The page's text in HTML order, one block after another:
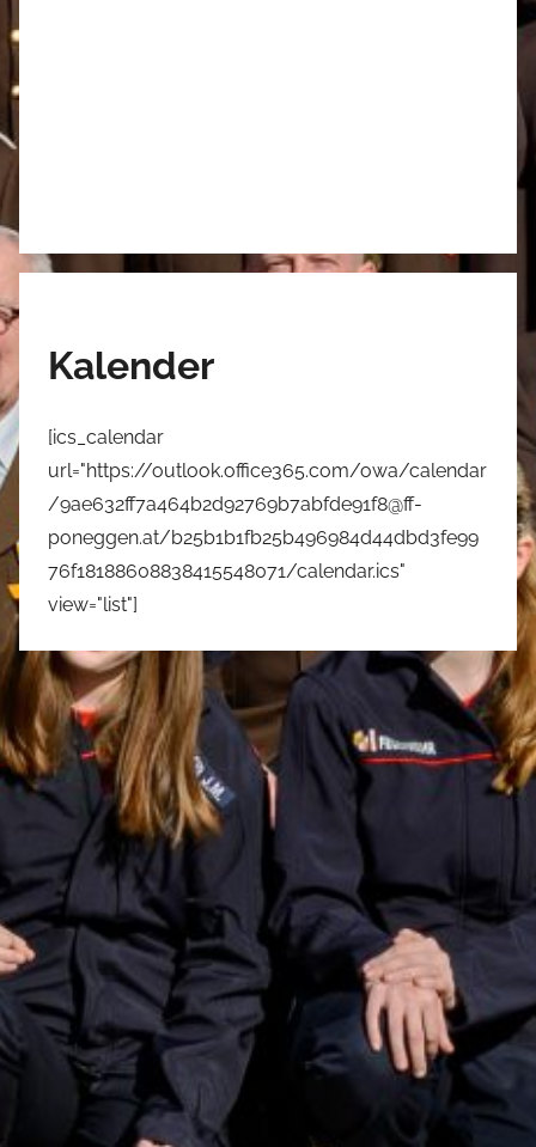
Kalender
[ics_calendar
url="https://outlook.office365.com/owa/calendar
/9ae632ff7a464b2d92769b7abfde91f8@ff-
poneggen.at/b25b1b1fb25b496984d44dbd3fe99
76f18188608838415548071/calendar.ics"
view="list"]